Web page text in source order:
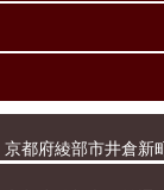
京都府綾部市井倉新